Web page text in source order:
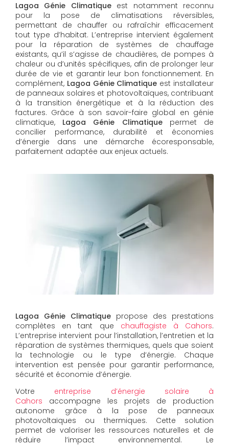
Lagoa Génie Climatiqueest notamment reconnu
pour la pose de climatisations réversibles,
permettant de chauffer ou rafraîchir efficacement
tout type d’habitat. L’entreprise intervient également
pour la réparation de systèmes de chauffage
existants, qu’il s’agisse de chaudières, de pompes à
chaleur ou d’unités spécifiques, afin de prolonger leur
durée de vie et garantir leur bon fonctionnement. En
complément, Lagoa Génie Climatique est installateur
de panneaux solaires et photovoltaïques, contribuant
à la transition énergétique et à la réduction des
factures. Grâce à son savoir-faire global en génie
climatique, Lagoa Génie Climatiquepermet de
concilier performance, durabilité et économies
d’énergie dans une démarche écoresponsable,
parfaitement adaptée aux enjeux actuels.
Lagoa Génie Climatique propose des prestations
complètes en tant que chauffagiste à Cahors.
L’entreprise intervient pour l’installation, l’entretien et la
réparation de systèmes thermiques, quels que soient
la technologie ou le type d’énergie. Chaque
intervention est pensée pour garantir performance,
sécurité et économie d’énergie.
Votre entreprise d’énergie solaire à
Cahors accompagne les projets de production
autonome grâce à la pose de panneaux
photovoltaïques ou thermiques. Cette solution
permet de valoriser les ressources naturelles et de
réduire l’impact environnemental. Le